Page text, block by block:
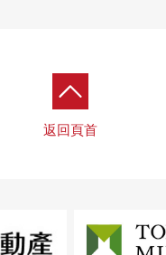
返回頁首